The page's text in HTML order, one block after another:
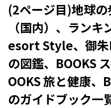
(2ページ目)地球
（国内）、ラン
esort Style、御朱
の図鑑、BOOKS
OOKS 旅と健康、
のガイドブック一